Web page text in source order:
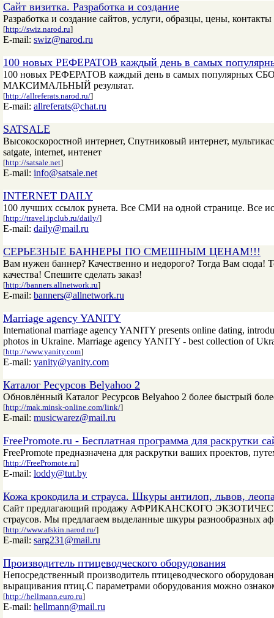
Сайт визитка. Разработка и создание
Разработка и создание сайтов, услуги, образцы, цены, контакты
[http://swiz.narod.ru]
E-mail: swiz@narod.ru
100 новых РЕФЕРАТОВ каждый день в самых
100 новых РЕФЕРАТОВ каждый день в самых популярных
МАКСИМАЛЬНЫЙ результат.
[http://allreferats.narod.ru/]
E-mail: allreferats@chat.ru
SATSALE
Высокоскоростной интернет, Спутниковый интернет,
satgate, internet, интенет
[http://satsale.net]
E-mail: info@satsale.net
INTERNET DAILY
100 лучших ссылок рунета. Все СМИ на одной странице. Все
[http://travel.ipclub.ru/daily/]
E-mail: daily@mail.ru
СЕРЬЕЗНЫЕ БАННЕРЫ ПО СМЕШНЫМ ЦЕНАМ!!!
Вам нужен баннер? Качественно и недорого? Тогда Вам сюда!
качества! Спешите сделать заказ!
[http://banners.allnetwork.ru]
E-mail: banners@allnetwork.ru
Marriage agency YANITY
International marriage agency YANITY presents online dating,
photos in Ukraine. Marriage agency YANITY - best collection of
[http://www.yanity.com]
E-mail: yanity@yanity.com
Каталог Ресурсов Belyahoo 2
Обновлённый Каталог Ресурсов Belyahoo 2 более быстрый
[http://mak.minsk-online.com/link/]
E-mail: musicwarez@mail.ru
FreePromote.ru - Бесплатная программа для раскрутки
FreePromote предназначена для раскрутки ваших проектов,
[http://FreePromote.ru]
E-mail: loddy@tut.by
Кожа крокодила и страуса. Шкуры антилоп, львов,
Сайт предлагающий продажу АФРИКАНСКОГО
страусов. Мы предлагаем выделанные шкуры разнообразных
[http://www.afskin.narod.ru/]
E-mail: sarg231@mail.ru
Производитель птицеводческого оборудования
Непосредственный производитель птицеводческого
выращивания птиц.С параметрами оборудования можно
[http://hellmann.euro.ru]
E-mail: hellmann@mail.ru